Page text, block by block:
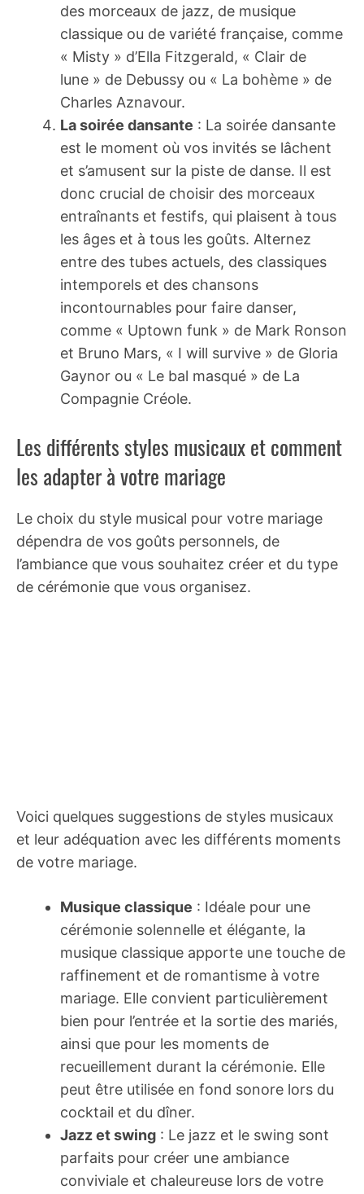
des morceaux de jazz, de musique
classique ou de variété française, comme
« Misty » d’Ella Fitzgerald, « Clair de
lune » de Debussy ou « La bohème » de
Charles Aznavour.
La soirée dansante : La soirée dansante
est le moment où vos invités se lâchent
et s’amusent sur la piste de danse. Il est
donc crucial de choisir des morceaux
entraînants et festifs, qui plaisent à tous
les âges et à tous les goûts. Alternez
entre des tubes actuels, des classiques
intemporels et des chansons
incontournables pour faire danser,
comme « Uptown funk » de Mark Ronson
et Bruno Mars, « I will survive » de Gloria
Gaynor ou « Le bal masqué » de La
Compagnie Créole.
Les différents styles musicaux et comment
les adapter à votre mariage
Le choix du style musical pour votre mariage
dépendra de vos goûts personnels, de
l’ambiance que vous souhaitez créer et du type
de cérémonie que vous organisez.
Voici quelques suggestions de styles musicaux
et leur adéquation avec les différents moments
de votre mariage.
Musique classique : Idéale pour une
cérémonie solennelle et élégante, la
musique classique apporte une touche de
raffinement et de romantisme à votre
mariage. Elle convient particulièrement
bien pour l’entrée et la sortie des mariés,
ainsi que pour les moments de
recueillement durant la cérémonie. Elle
peut être utilisée en fond sonore lors du
cocktail et du dîner.
Jazz et swing : Le jazz et le swing sont
parfaits pour créer une ambiance
conviviale et chaleureuse lors de votre